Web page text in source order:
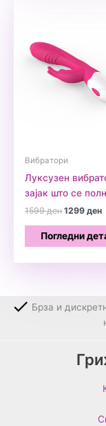
Вибратори
Луксузен
зајак што се
1599денOriginal
was:
1599 ден.
1299ден
Погледни
Брза и